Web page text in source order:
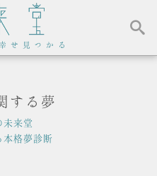
せ見つかる
する夢
未来堂
本格夢診断